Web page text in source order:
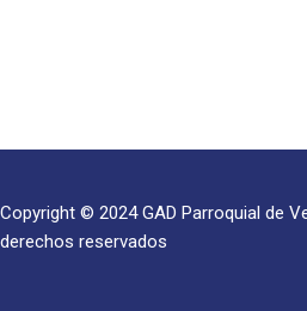
Copyright © 2024 GAD Parroquial de
derechos reservados